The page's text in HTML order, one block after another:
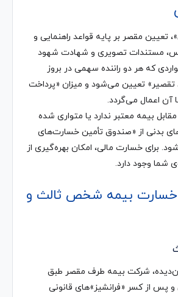
تعیین مقصر بر پایه قواعد راهنمایی و
مستندات تصویری و شهادت شهود
که هر دو راننده سهمی در بروز
تقصیر» تعیین می‌شود و میزان «پرداخت
اعمال می‌گردد.
بیمه معتبر ندارد یا متواری شده
بدنی از «صندوق تأمین خسارت‌های
برای خسارت مالی، امکان بهره‌گیری از
شما وجود دارد.
خسارت بیمه شخص ثالث و
شرکت بیمه طرف مقصر طبق
پس از کسر «فرانشیز»های قانونی